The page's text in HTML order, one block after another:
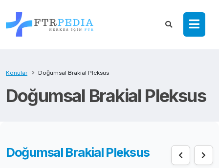
Doğumsal Brakial Pleksus
Konular Doğumsal Brakial Pleksus
Doğumsal Brakial Pleksus